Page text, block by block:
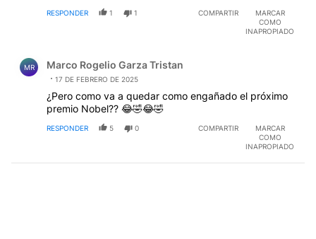
RESPONDER 1 1 COMPARTIR
MARCAR
COMO
INAPROPIADO
MR Marco Rogelio Garza Tristan
17 DE FEBRERO DE 2025
¿Pero como va a quedar como engañado el próximo
premio Nobel?? 😂🤣😂🤣
RESPONDER 5 0 COMPARTIR
MARCAR
COMO
INAPROPIADO